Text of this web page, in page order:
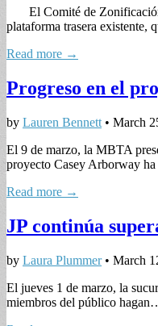
El Comité de Zonificación
plataforma trasera existente,
Read more →
Progreso en el
by Lauren Bennett • March
El 9 de marzo, la MBTA
proyecto Casey Arborway
Read more →
JP continúa
by Laura Plummer• March
El jueves 1 de marzo, la
miembros del público